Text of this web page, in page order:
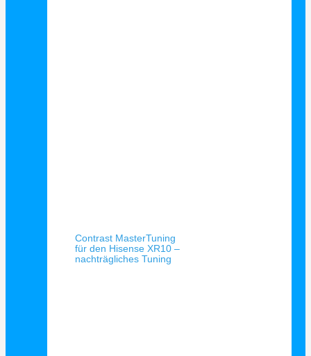
Contrast MasterTuning
für den Hisense XR10 –
nachträgliches Tuning